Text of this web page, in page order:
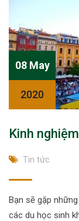
08 May
2020
Kinh
Tin tức
Bạn sẽ gặp
các du học sinh